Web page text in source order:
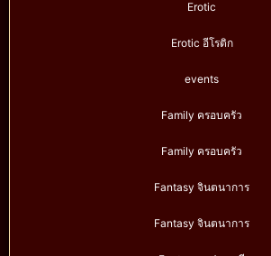
Erotic
Erotic อีโรติก
events
Family ครอบครัว
Family ครอบครัว
Fantasy จินตนาการ
Fantasy จินตนาการ